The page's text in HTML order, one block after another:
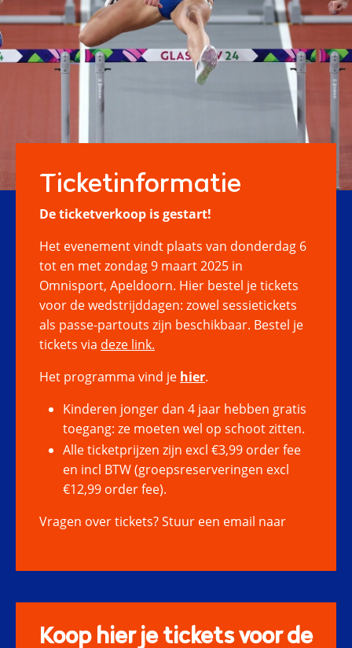
Ticketinformatie
De ticketverkoop is gestart!
Het evenement vindt plaats van donderdag 6
tot en met zondag 9 maart 2025 in
Omnisport, Apeldoorn. Hier bestel je tickets
voor de wedstrijddagen: zowel sessietickets
als passe-partouts zijn beschikbaar. Bestel je
tickets via deze link.
Het programma vind je hier.
Kinderen jonger dan 4 jaar hebben gratis
toegang: ze moeten wel op schoot zitten.
Alle ticketprijzen zijn excl €3,99 order fee
en incl BTW (groepsreserveringen excl
€12,99 order fee).
Vragen over tickets? Stuur een email naar
Koop hier je tickets voor de